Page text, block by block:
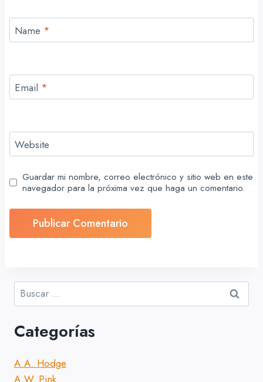
Name *
Email *
Website
Guardar mi nombre, correo electrónico y sitio web en este
navegador para la próxima vez que haga un comentario.
Buscar:
Categorías
A.A. Hodge